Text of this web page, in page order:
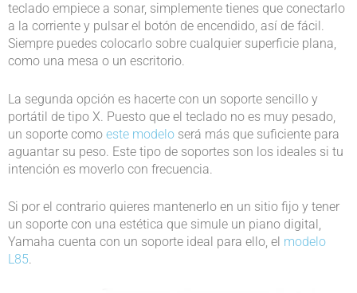
teclado empiece a sonar, simplemente tienes que conectarlo
a la corriente y pulsar el botón de encendido, así de fácil.
Siempre puedes colocarlo sobre cualquier superficie plana,
como una mesa o un escritorio.
La segunda opción es hacerte con un soporte sencillo y
portátil de tipo X. Puesto que el teclado no es muy pesado,
un soporte como este modelo será más que suficiente para
aguantar su peso. Este tipo de soportes son los ideales si tu
intención es moverlo con frecuencia.
Si por el contrario quieres mantenerlo en un sitio fijo y tener
un soporte con una estética que simule un piano digital,
Yamaha cuenta con un soporte ideal para ello, el modelo
L85.